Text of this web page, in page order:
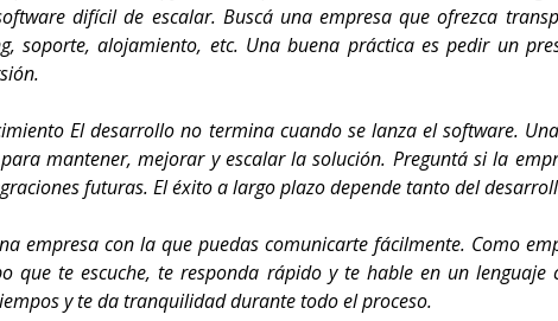
difícil de escalar. Buscá una empresa que ofrezca
soporte, alojamiento, etc. Una buena práctica es pedir un
El desarrollo no termina cuando se lanza el software.
mantener, mejorar y escalar la solución. Preguntá si la
futuras. El éxito a largo plazo depende tanto del
empresa con la que puedas comunicarte fácilmente. Como
que te escuche, te responda rápido y te hable en un
y te da tranquilidad durante todo el proceso.